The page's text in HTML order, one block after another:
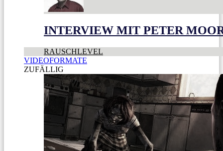
INTERVIEW MIT PETER
RAUSCHLEVEL
VIDEOFORMATE
ZUFÄLLIG